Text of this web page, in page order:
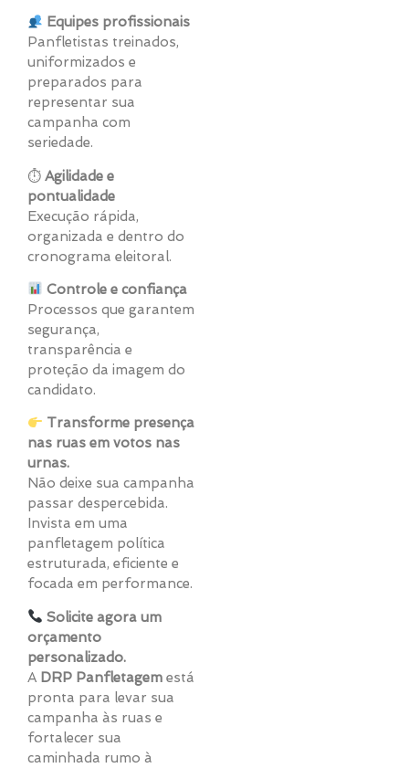
Equipes profissionais
Panfletistas treinados,
uniformizados e
preparados para
representar sua
campanha com
seriedade.
⏱ Agilidade e
pontualidade
Execução rápida,
organizada e dentro do
cronograma eleitoral.
Controle e confiança
Processos que garantem
segurança,
transparência e
proteção da imagem do
candidato.
Transforme presença
nas ruas em votos nas
urnas.
Não deixe sua campanha
passar despercebida.
Invista em uma
panfletagem política
estruturada, eficiente e
focada em performance.
Solicite agora um
orçamento
personalizado.
A DRP Panfletagem está
pronta para levar sua
campanha às ruas e
fortalecer sua
caminhada rumo à